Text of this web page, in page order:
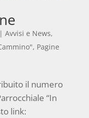
Avvisi e News,
, Pagine
il numero
“In
link: